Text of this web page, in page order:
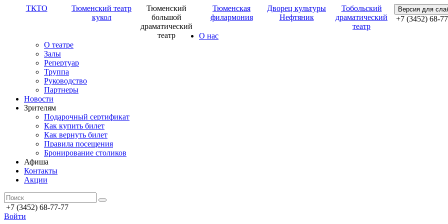
ТКТО
Тюменский театр
кукол
Тюменский
большой
драматический
театр
Тюменская
филармония
Дворец культуры
Нефтяник
Тобольский
драматический
театр
Версия для
+7 (3452) 68-
О нас
О театре
Залы
Репертуар
Труппа
Руководство
Партнеры
Новости
Зрителям
Подарочный сертификат
Как купить билет
Как вернуть билет
Правила посещения
Бронирование столиков
Афиша
Контакты
Акции
+7 (3452) 68-77-77
Войти